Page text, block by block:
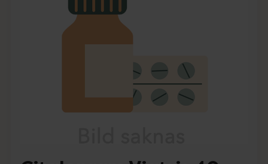
Lista: . Innehåller 1 objekt.